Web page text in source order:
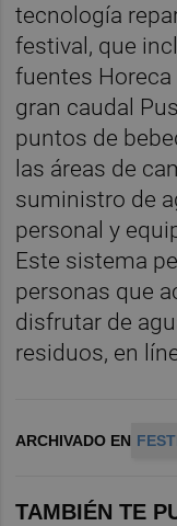
tecnología
festival, que
fuentes Horeca
gran caudal
puntos de
las áreas de
suministro de
personal y
Este sistema
personas que
disfrutar de
residuos, en
ARCHIVADO EN
TAMBIÉN TE